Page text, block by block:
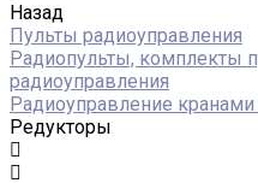
Назад
Пульты радиоуправления
Радиопульты, комплекты
радиоуправления
Радиоуправление
Редукторы